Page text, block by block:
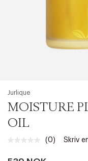
Jurlique
MOISTURE
OIL
Ingen
(0) Skriv